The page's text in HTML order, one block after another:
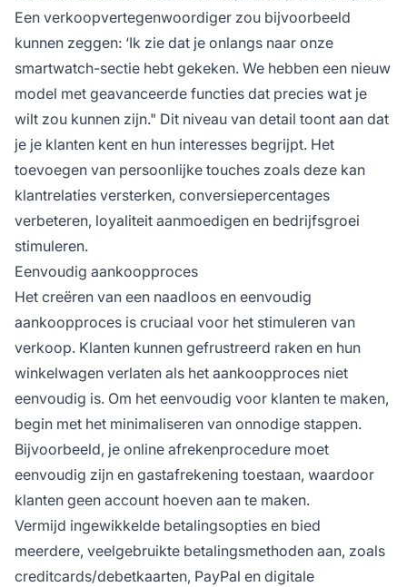
Een verkoopvertegenwoordiger zou bijvoorbeeld
kunnen zeggen: ‘Ik zie dat je onlangs naar onze
smartwatch-sectie hebt gekeken. We hebben een nieuw
model met geavanceerde functies dat precies wat je
wilt zou kunnen zijn." Dit niveau van detail toont aan dat
je je klanten kent en hun interesses begrijpt. Het
toevoegen van persoonlijke touches zoals deze kan
klantrelaties versterken, conversiepercentages
verbeteren, loyaliteit aanmoedigen en bedrijfsgroei
stimuleren.
Eenvoudig aankoopproces
Het creëren van een naadloos en eenvoudig
aankoopproces is cruciaal voor het stimuleren van
verkoop. Klanten kunnen gefrustreerd raken en hun
winkelwagen verlaten als het aankoopproces niet
eenvoudig is. Om het eenvoudig voor klanten te maken,
begin met het minimaliseren van onnodige stappen.
Bijvoorbeeld, je online afrekenprocedure moet
eenvoudig zijn en gastafrekening toestaan, waardoor
klanten geen account hoeven aan te maken.
Vermijd ingewikkelde betalingsopties en bied
meerdere, veelgebruikte betalingsmethoden aan, zoals
creditcards/debetkaarten, PayPal en digitale